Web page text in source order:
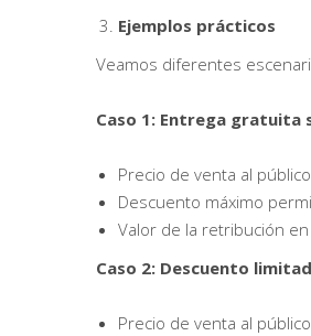
Ejemplos prácticos
Veamos diferentes
Caso 1: Entrega gratuita
Precio de venta al
Descuento máximo
Valor de la retribución
Caso 2: Descuento
Precio de venta al